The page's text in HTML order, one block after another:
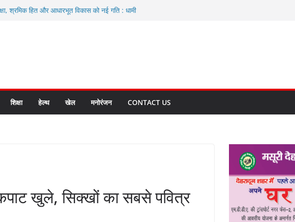
श्रमिक हित और आधारभूत विकास को नई गति : धामी
करते रहें अधिकारी: सीईओ
योजनाओं के लिए 80 करोड़ रुपए
भारी वर्षा की संभावना, अलर्ट!
शिक्षा हेल्थ खेल मनोरंजन CONTACT US
खुले, सिक्खों का सबसे पवित्र